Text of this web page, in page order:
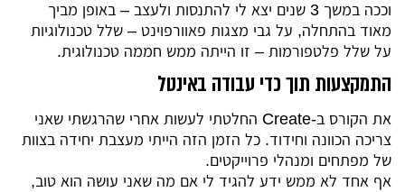
וככה במשך 3 שנים יצא לי להתנסות ולעצב – באופן מביך
מאוד בהתחלה, על גבי מצגות פאוורפוינט – שלל טכנולוגיות
על שלל פלטפורמות – זו הייתה ממש חממה טכנולוגית.
התמקצעות תוך כדי עבודה באינטל
את הקורס ב-Create החלטתי לעשות אחרי שהרגשתי שאני
צריכה הכוונה וחידוד. כל הזמן הזה הייתי מעצבת יחידה בצוות
של מפתחים ומנהלי פרוייקטים.
אף אחד לא ממש ידע להגיד לי אם מה שאני עושה הוא טוב,